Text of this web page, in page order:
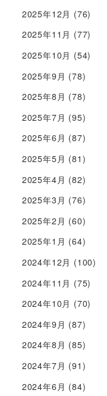
2025年12月 (76)
2025年11月 (77)
2025年10月 (54)
2025年9月 (78)
2025年8月 (78)
2025年7月 (95)
2025年6月 (87)
2025年5月 (81)
2025年4月 (82)
2025年3月 (76)
2025年2月 (60)
2025年1月 (64)
2024年12月 (100)
2024年11月 (75)
2024年10月 (70)
2024年9月 (87)
2024年8月 (85)
2024年7月 (91)
2024年6月 (84)